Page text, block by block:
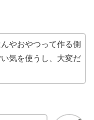
やおやつって作る側
気を使うし、大変だ